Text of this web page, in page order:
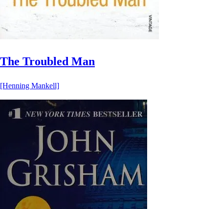
The Troubled Man
[Henning Mankell]